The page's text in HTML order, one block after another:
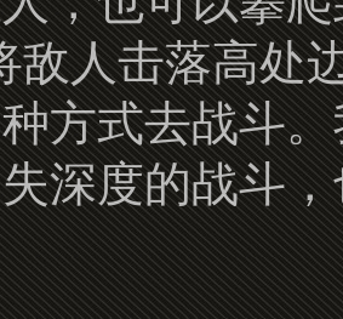
敌人击落高处
方式去战斗
深度的战斗